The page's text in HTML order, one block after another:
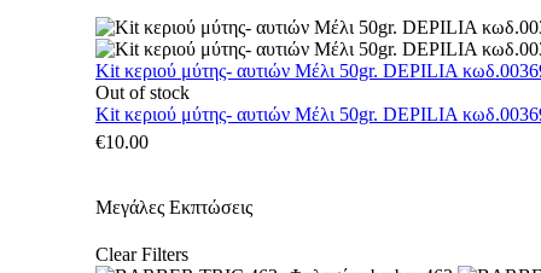
Kit κεριού μύτης- αυτιών Μέλι 50gr. DEPILIA
Out of stock
Kit κεριού μύτης- αυτιών Μέλι 50gr. DEPILIA
€10.00
Μεγάλες Εκπτώσεις
Clear Filters